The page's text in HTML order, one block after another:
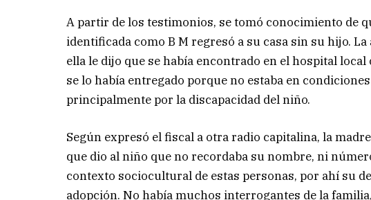
A partir de los testimonios, se tomó conocimiento de
identificada como B M regresó a su casa sin su hijo.
ella le dijo que se había encontrado en el hospital
se lo había entregado porque no estaba en
principalmente por la discapacidad del niño.
Según expresó el fiscal a otra radio capitalina, la
que dio al niño que no recordaba su nombre, ni
contexto sociocultural de estas personas, por ahí su
adopción. No había muchos interrogantes de la